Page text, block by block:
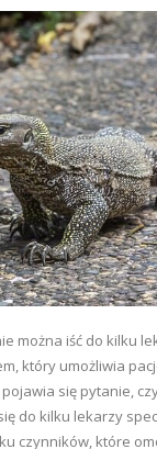
można iść do kilku
który umożliwia
pojawia się pytanie,
do kilku lekarzy
czynników, które